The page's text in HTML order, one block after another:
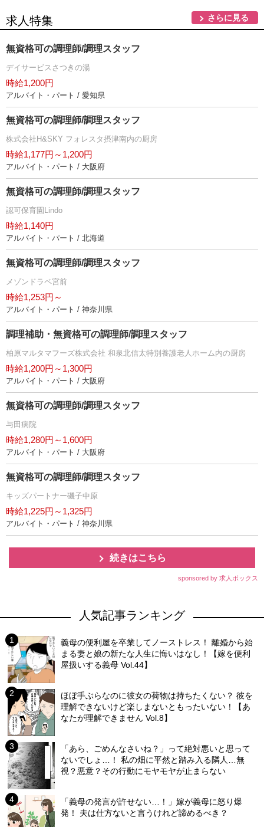
求人特集 さらに見る
無資格可の調理師/調理スタッフ
デイサービスさつきの湯
時給1,200円
アルバイト・パート / 愛知県
無資格可の調理師/調理スタッフ
株式会社H&SKY フォレスタ摂津南内の厨房
時給1,177円～1,200円
アルバイト・パート / 大阪府
無資格可の調理師/調理スタッフ
認可保育園Lindo
時給1,140円
アルバイト・パート / 北海道
無資格可の調理師/調理スタッフ
メゾンドラペ宮前
時給1,253円～
アルバイト・パート / 神奈川県
調理補助・無資格可の調理師/調理スタッフ
柏原マルタマフーズ株式会社 和泉北信太特別養護老人ホーム内の厨房
時給1,200円～1,300円
アルバイト・パート / 大阪府
無資格可の調理師/調理スタッフ
与田病院
時給1,280円～1,600円
アルバイト・パート / 大阪府
無資格可の調理師/調理スタッフ
キッズパートナー磯子中原
時給1,225円～1,325円
アルバイト・パート / 神奈川県
続きはこちら
sponsored by 求人ボックス
人気記事ランキング
義母の便利屋を卒業してノーストレス！ 離婚から始
まる妻と娘の新たな人生に悔いはなし！【嫁を便利
屋扱いする義母 Vol.44】
ほぼ手ぶらなのに彼女の荷物は持ちたくない？ 彼を
理解できないけど楽しまないともったいない！【あ
なたが理解できません Vol.8】
「あら、ごめんなさいね？」って絶対悪いと思って
ないでしょ…！ 私の畑に平然と踏み入る隣人…無
視？悪意？その行動にモヤモヤが止まらない
「義母の発言が許せない…！」嫁が義母に怒り爆
発！ 夫は仕方ないと言うけれど諦めるべき？